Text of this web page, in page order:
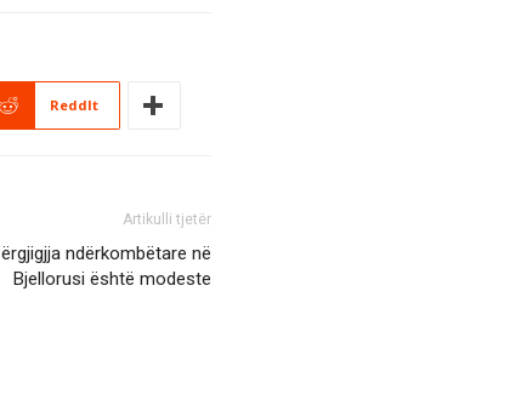
ReddIt
Artikulli tjetër
ndërkombëtare në
Bjellorusi është modeste